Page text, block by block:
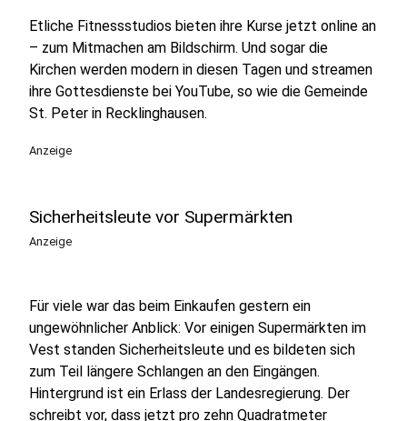
Etliche Fitnessstudios bieten ihre Kurse jetzt online an
– zum Mitmachen am Bildschirm. Und sogar die
Kirchen werden modern in diesen Tagen und streamen
ihre Gottesdienste bei YouTube, so wie die Gemeinde
St. Peter in Recklinghausen.
Anzeige
Sicherheitsleute vor Supermärkten
Anzeige
Für viele war das beim Einkaufen gestern ein
ungewöhnlicher Anblick: Vor einigen Supermärkten im
Vest standen Sicherheitsleute und es bildeten sich
zum Teil längere Schlangen an den Eingängen.
Hintergrund ist ein Erlass der Landesregierung. Der
schreibt vor, dass jetzt pro zehn Quadratmeter